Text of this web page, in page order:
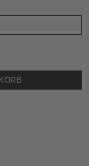
SV Blau Gelb Menge